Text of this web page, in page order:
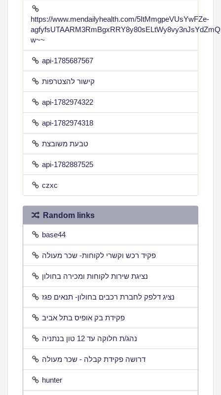
https://www.mendailyhealth.com/5ItMmgpeVUsYwFZe-
w~~
api-1785687567
קישור להצטרפות
api-1782974322
api-1782974318
טבעת משובצת
api-1782887525
czxc
Random links
base44
פקיד רכש וקשרי לקוחות- שכר מעולה
נציגת שירות לקוחות ומכירה בחולון
נציג דלפק לחברת רכבים בחולון- תנאים פגז
פקידת בק אופיס בתל אביב
נהג/ת חלוקה עד 12 טון בנתניה
דרושה פקידת קבלה - שכר מעולה
hunter